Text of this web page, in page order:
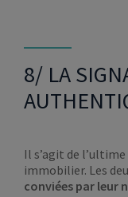
8/ LA
Il s’agit de
immobilier. Les
conviées par leur